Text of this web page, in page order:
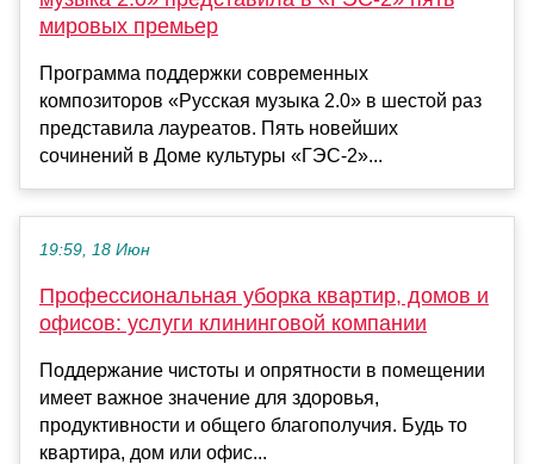
мировых премьер
Программа поддержки современных
композиторов «Русская музыка 2.0» в шестой раз
представила лауреатов. Пять новейших
сочинений в Доме культуры «ГЭС-2»...
19:59, 18 Июн
Профессиональная уборка квартир, домов и
офисов: услуги клининговой компании
Поддержание чистоты и опрятности в помещении
имеет важное значение для здоровья,
продуктивности и общего благополучия. Будь то
квартира, дом или офис...